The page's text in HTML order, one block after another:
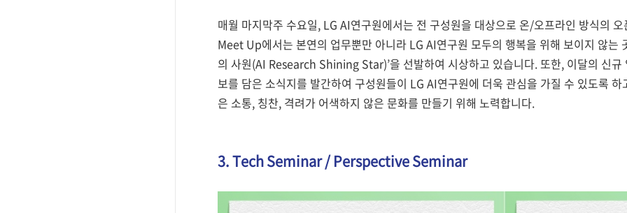
매월 마지막주 수요일, LG AI연구원에서는 전 구성원을 대상으로 온/오프라인 방식의
Meet Up에서는 본연의 업무뿐만 아니라 LG AI연구원 모두의 행복을 위해 보이지 않는
의 사원(AI Research Shining Star)’을 선발하여 시상하고 있습니다. 또한, 이달의 신규
보를 담은 소식지를 발간하여 구성원들이 LG AI연구원에 더욱 관심을 가질 수 있도록
은 소통, 칭찬, 격려가 어색하지 않은 문화를 만들기 위해 노력합니다.
3. Tech Seminar / Perspective Seminar